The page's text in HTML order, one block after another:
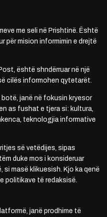
me seli në Prishtinë. Është
për mision informimin e drejtë
është shndërruar në një
cilës informohen qytetarët.
janë në fokusin kryesor
as fushat e tjera si: kultura,
teknologjia informative
së vetëdijes, sipas
duke mos i konsideruar
si masë klikuesish. Kjo ka qenë
politikave të redaksisë.
janë prodhime të